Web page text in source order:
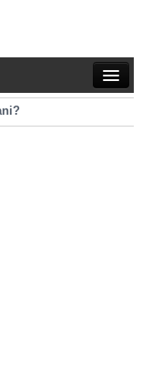
Kalyan